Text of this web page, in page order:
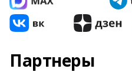
Партнеры